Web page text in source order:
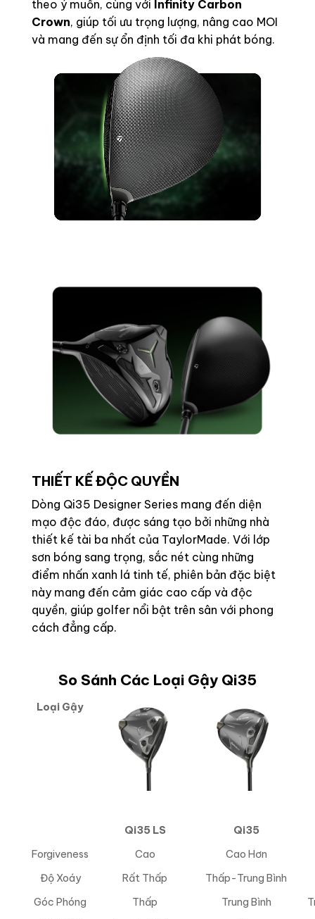
theo ý muốn, cùng với Infinity Carbon
Crown, giúp tối ưu trọng lượng, nâng cao MOI
và mang đến sự ổn định tối đa khi phát bóng.
THIẾT KẾ ĐỘC QUYỀN
Dòng Qi35 Designer Series mang đến diện
mạo độc đáo, được sáng tạo bởi những nhà
thiết kế tài ba nhất của TaylorMade. Với lớp
sơn bóng sang trọng, sắc nét cùng những
điểm nhấn xanh lá tinh tế, phiên bản đặc biệt
này mang đến cảm giác cao cấp và độc
quyền, giúp golfer nổi bật trên sân với phong
cách đẳng cấp.
So Sánh Các Loại Gậy Qi35
Loại Gậy
Qi35 LS
Qi35
Forgiveness
Cao
Cao Hơn
Độ Xoáy
Rất Thấp
Thấp-Trung Bình
Góc Phóng
Thấp Trung Bình